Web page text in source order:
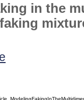
in the